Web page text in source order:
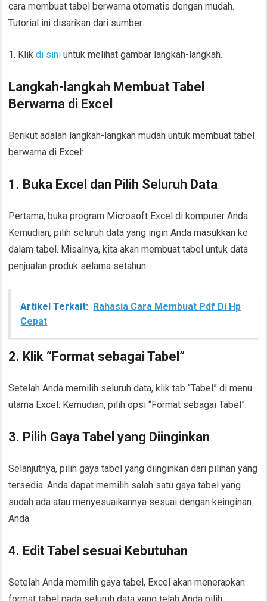
cara membuat tabel berwarna otomatis dengan mudah.
Tutorial ini disarikan dari sumber:
1. Klikdi sini untuk melihat gambar langkah-langkah.
Langkah-langkah Membuat Tabel
Berwarna di Excel
Berikut adalah langkah-langkah mudah untuk membuat tabel
berwarna di Excel:
1. Buka Excel dan Pilih Seluruh Data
Pertama, buka program Microsoft Excel di komputer Anda.
Kemudian, pilih seluruh data yang ingin Anda masukkan ke
dalam tabel. Misalnya, kita akan membuat tabel untuk data
penjualan produk selama setahun.
Artikel Terkait: Rahasia Cara Membuat Pdf Di Hp
Cepat
2. Klik “Format sebagai Tabel”
Setelah Anda memilih seluruh data, klik tab “Tabel” di menu
utama Excel. Kemudian, pilih opsi “Format sebagai Tabel”.
3. Pilih Gaya Tabel yang Diinginkan
Selanjutnya, pilih gaya tabel yang diinginkan dari pilihan yang
tersedia. Anda dapat memilih salah satu gaya tabel yang
sudah ada atau menyesuaikannya sesuai dengan keinginan
Anda.
4. Edit Tabel sesuai Kebutuhan
Setelah Anda memilih gaya tabel, Excel akan menerapkan